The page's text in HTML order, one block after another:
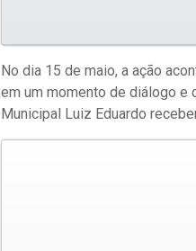
No dia 15 de maio, a ação
em um momento de diálogo e
Municipal Luiz Eduardo